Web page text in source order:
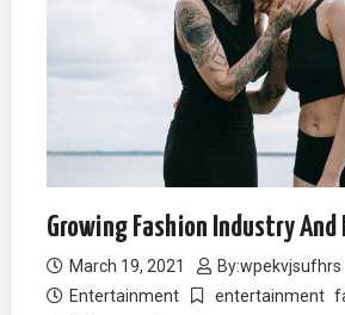
Growing Fashion Industry And
March 19, 2021 By:wpekvjsufhrs
Entertainment
entertainment